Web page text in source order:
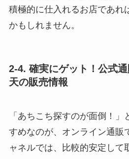
積極的に仕入れるお店であれ
かもしれません。
2-4. 確実にゲット！公式
天の販売情報
「あちこち探すのが面倒！
すめなのが、オンライン通販
ャネルでは、比較的安定して